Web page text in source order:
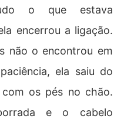
o que estava
encerrou a ligação.
não o encontrou em
ela saiu do
os pés no chão.
e o cabelo